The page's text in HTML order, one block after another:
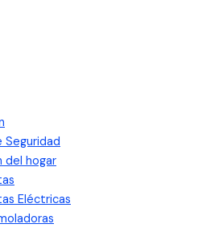
Seguridad
del hogar
Eléctricas